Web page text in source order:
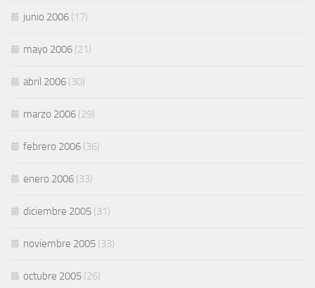
junio 2006 (17)
mayo 2006 (21)
abril 2006 (30)
marzo 2006 (29)
febrero 2006 (36)
enero 2006 (33)
diciembre 2005 (31)
noviembre 2005 (33)
octubre 2005 (26)